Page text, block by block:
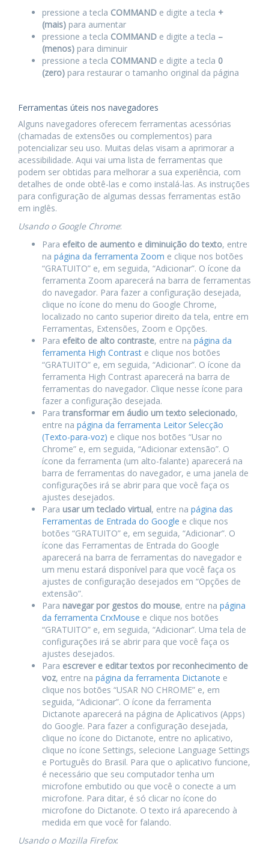
pressione a tecla COMMAND e digite a tecla +
(mais) para aumentar
pressione a tecla COMMAND e digite a tecla –
(menos) para diminuir
pressione a tecla COMMAND e digite a tecla 0
(zero) para restaurar o tamanho original da página
Ferramentas úteis nos navegadores
Alguns navegadores oferecem ferramentas acessórias
(chamadas de extensões ou complementos) para
potencializar seu uso. Muitas delas visam a aprimorar a
acessibilidade. Aqui vai uma lista de ferramentas que
podem ser obtidas para melhorar a sua experiência, com
detalhes de onde obtê-las e como instalá-las. As instruções
para configuração de algumas dessas ferramentas estão
em inglês.
Usando o Google Chrome:
Para efeito de aumento e diminuição do texto, entre
na página da ferramenta Zoom e clique nos botões
“GRATUITO” e, em seguida, “Adicionar”. O ícone da
ferramenta Zoom aparecerá na barra de ferramentas
do navegador. Para fazer a configuração desejada,
clique no ícone do menu do Google Chrome,
localizado no canto superior direito da tela, entre em
Ferramentas, Extensões, Zoom e Opções.
Para efeito de alto contraste, entre na página da
ferramenta High Contrast e clique nos botões
“GRATUITO” e, em seguida, “Adicionar”. O ícone da
ferramenta High Contrast aparecerá na barra de
ferramentas do navegador. Clique nesse ícone para
fazer a configuração desejada.
Paratransformar em áudio um texto selecionado,
entre na página da ferramenta Leitor Selecção
(Texto-para-voz) e clique nos botões “Usar no
Chrome” e, em seguida, “Adicionar extensão”. O
ícone da ferramenta (um alto-falante) aparecerá na
barra de ferramentas do navegador, e uma janela de
configurações irá se abrir para que você faça os
ajustes desejados.
Para usar um teclado virtual, entre na página das
Ferramentas de Entrada do Google e clique nos
botões “GRATUITO” e, em seguida, “Adicionar”. O
ícone das Ferramentas de Entrada do Google
aparecerá na barra de ferramentas do navegador e
um menu estará disponível para que você faça os
ajustes de configuração desejados em “Opções de
extensão”.
Para navegar por gestos do mouse, entre na página
da ferramenta CrxMouse e clique nos botões
“GRATUITO” e, em seguida, “Adicionar”. Uma tela de
configurações irá se abrir para que você faça os
ajustes desejados.
Para escrever e editar textos por reconhecimento de
voz, entre na página da ferramenta Dictanote e
clique nos botões “USAR NO CHROME” e, em
seguida, “Adicionar”. O ícone da ferramenta
Dictanote aparecerá na página de Aplicativos (Apps)
do Google. Para fazer a configuração desejada,
clique no ícone do Dictanote, entre no aplicativo,
clique no ícone Settings, selecione Language Settings
e Português do Brasil. Para que o aplicativo funcione,
é necessário que seu computador tenha um
microfone embutido ou que você o conecte a um
microfone. Para ditar, é só clicar no ícone do
microfone do Dictanote. O texto irá aparecendo à
medida em que você for falando.
Usando o Mozilla Firefox: